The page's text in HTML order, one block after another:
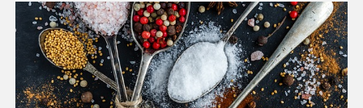
Moda
Dünyasında
Adını
Altın
Harflerle